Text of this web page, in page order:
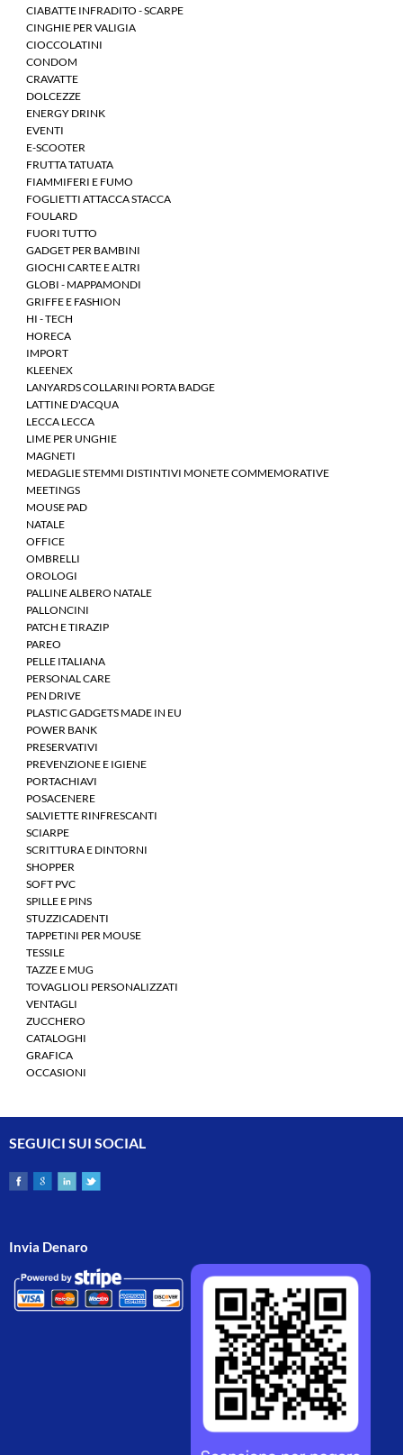
CIABATTE INFRADITO - SCARPE
CINGHIE PER VALIGIA
CIOCCOLATINI
CONDOM
CRAVATTE
DOLCEZZE
ENERGY DRINK
EVENTI
E-SCOOTER
FRUTTA TATUATA
FIAMMIFERI E FUMO
FOGLIETTI ATTACCA STACCA
FOULARD
FUORI TUTTO
GADGET PER BAMBINI
GIOCHI CARTE E ALTRI
GLOBI - MAPPAMONDI
GRIFFE E FASHION
HI - TECH
HORECA
IMPORT
KLEENEX
LANYARDS COLLARINI PORTA BADGE
LATTINE D'ACQUA
LECCA LECCA
LIME PER UNGHIE
MAGNETI
MEDAGLIE STEMMI DISTINTIVI MONETE COMMEMORATIVE
MEETINGS
MOUSE PAD
NATALE
OFFICE
OMBRELLI
OROLOGI
PALLINE ALBERO NATALE
PALLONCINI
PATCH E TIRAZIP
PAREO
PELLE ITALIANA
PERSONAL CARE
PEN DRIVE
PLASTIC GADGETS MADE IN EU
POWER BANK
PRESERVATIVI
PREVENZIONE E IGIENE
PORTACHIAVI
POSACENERE
SALVIETTE RINFRESCANTI
SCIARPE
SCRITTURA E DINTORNI
SHOPPER
SOFT PVC
SPILLE E PINS
STUZZICADENTI
TAPPETINI PER MOUSE
TESSILE
TAZZE E MUG
TOVAGLIOLI PERSONALIZZATI
VENTAGLI
ZUCCHERO
CATALOGHI
GRAFICA
OCCASIONI
SEGUICI SUI SOCIAL
Invia Denaro